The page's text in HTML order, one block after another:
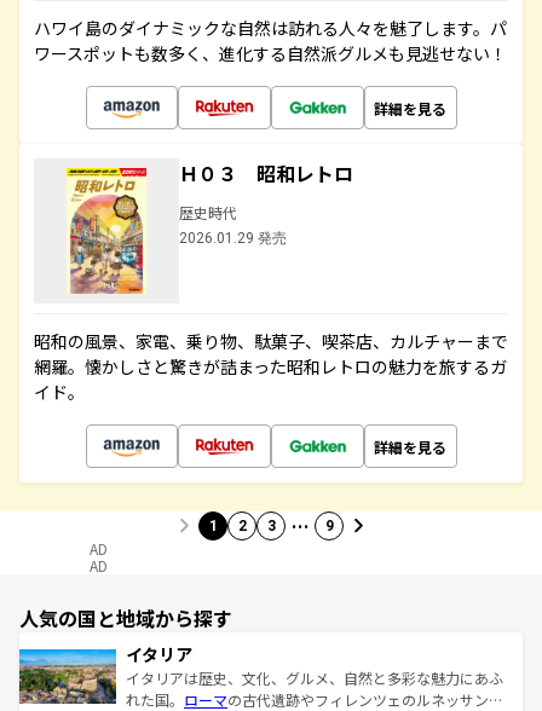
ハワイ島のダイナミックな自然は訪れる人々を魅了します。パ
ワースポットも数多く、進化する自然派グルメも見逃せない！
詳細を見る
Ｈ０３ 昭和レトロ
歴史時代
2026.01.29 発売
昭和の風景、家電、乗り物、駄菓子、喫茶店、カルチャーまで
網羅。懐かしさと驚きが詰まった昭和レトロの魅力を旅するガ
イド。
詳細を見る
1 2 3 … 9
AD
AD
人気の国と地域から探す
イタリア
イタリアは歴史、文化、グルメ、自然と多彩な魅力にあふ
れた国。 ローマの古代遺跡やフィレンツェのルネッサンス